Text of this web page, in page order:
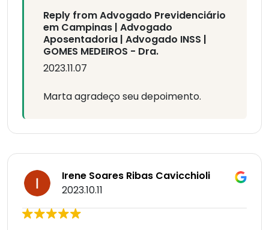
Reply from Advogado Previdenciário
em Campinas | Advogado
Aposentadoria | Advogado INSS |
GOMES MEDEIROS - Dra.
2023.11.07
Marta agradeço seu depoimento.
Irene Soares Ribas Cavicchioli
2023.10.11